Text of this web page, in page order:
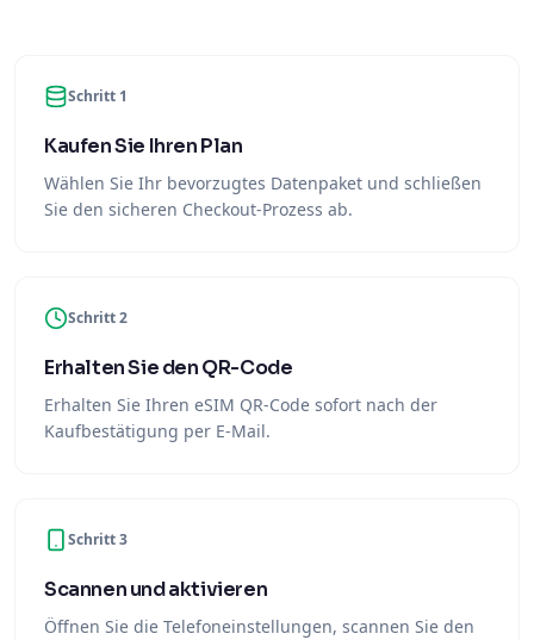
Schritt 1
Kaufen Sie Ihren Plan
Wählen Sie Ihr bevorzugtes Datenpaket und schließen
Sie den sicheren Checkout-Prozess ab.
Schritt 2
Erhalten Sie den QR-Code
Erhalten Sie Ihren eSIM QR-Code sofort nach der
Kaufbestätigung per E-Mail.
Schritt 3
Scannen und aktivieren
Öffnen Sie die Telefoneinstellungen, scannen Sie den